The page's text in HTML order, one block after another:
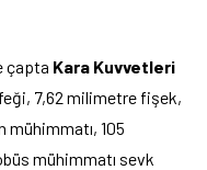
çapta Kara Kuvvetleri
7,62 milimetre fişek,
105
mühimmatı sevk